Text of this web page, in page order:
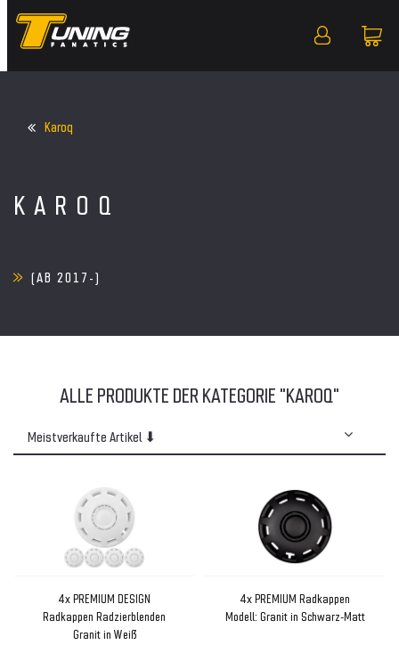
Karoq
KAROQ
(AB 2017-)
ALLE PRODUKTE DER KATEGORIE "KAROQ"
4x PREMIUM DESIGN
Radkappen Radzierblenden
Granit in Weiß
4x PREMIUM Radkappen
Modell: Granit in Schwarz-Matt